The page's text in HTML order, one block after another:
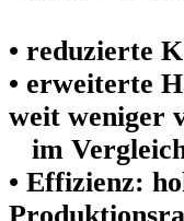
• reduzierte
• erweiterte
weit weniger
im
• Effizienz: